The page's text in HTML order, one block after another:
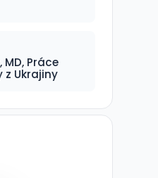
Práce
Ukrajiny